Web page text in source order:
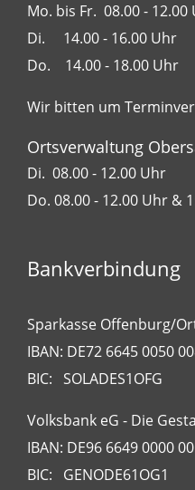
Mo. bis Fr. 08.00 - 12.00
Di. 14.00 - 16.00 Uhr
Do. 14.00 - 18.00 Uhr
Wir bitten um
Ortsverwaltung
Di. 08.00 - 12.00 Uhr
Do. 08.00 - 12.00 Uhr &
Bankverbindung
Sparkasse Offenburg/
IBAN: DE72 6645 0050
BIC: SOLADES1OFG
Volksbank eG - Die
IBAN: DE96 6649 0000
BIC: GENODE61OG1